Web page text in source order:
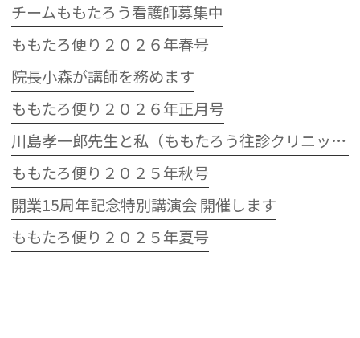
チームももたろう看護師募集中
ももたろ便り２０２６年春号
院長小森が講師を務めます
ももたろ便り２０２６年正月号
川島孝一郎先生と私（ももたろう往診クリニック開院15周年記念特別講演会）
ももたろ便り２０２５年秋号
開業15周年記念特別講演会 開催します
ももたろ便り２０２５年夏号